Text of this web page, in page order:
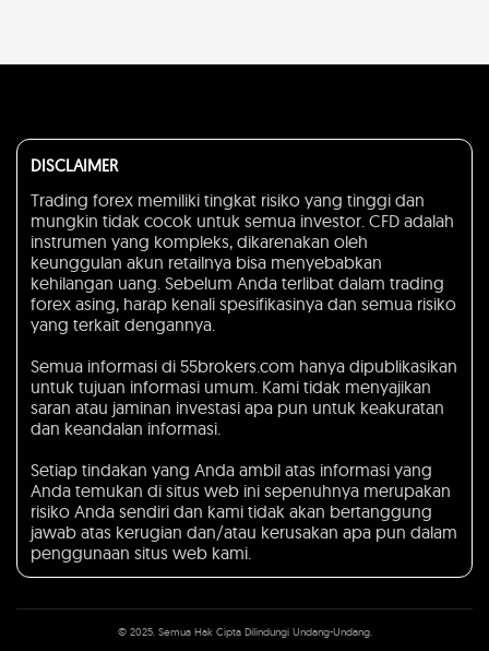
DISCLAIMER
Trading forex memiliki tingkat risiko yang tinggi dan
mungkin tidak cocok untuk semua investor. CFD adalah
instrumen yang kompleks, dikarenakan oleh
keunggulan akun retailnya bisa menyebabkan
kehilangan uang. Sebelum Anda terlibat dalam trading
forex asing, harap kenali spesifikasinya dan semua risiko
yang terkait dengannya.
Semua informasi di 55brokers.com hanya dipublikasikan
untuk tujuan informasi umum. Kami tidak menyajikan
saran atau jaminan investasi apa pun untuk keakuratan
dan keandalan informasi.
Setiap tindakan yang Anda ambil atas informasi yang
Anda temukan di situs web ini sepenuhnya merupakan
risiko Anda sendiri dan kami tidak akan bertanggung
jawab atas kerugian dan/atau kerusakan apa pun dalam
penggunaan situs web kami.
© 2025. Semua Hak Cipta Dilindungi Undang-Undang.